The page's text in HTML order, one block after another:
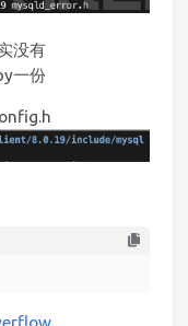
没有
一份